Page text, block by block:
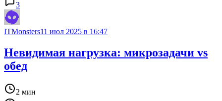
3
ITMonsters11 июл 2025 в 16:47
Невидимая нагрузка: микрозадачи vs
обед
2 мин